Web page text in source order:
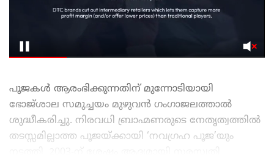
പൂജകൾ ആരംഭിക്കുന്നതിന് മുന്നോടിയായി
ഭോജ്‌ശാല സമുച്ചയം മുഴുവൻ ഗംഗാജലത്താൽ
ശുദ്ധീകരിച്ചു. നിരവധി ബ്രാഹ്മണരുടെ നേതൃത്വത്തിൽ
തടസ്സമില്ലാത്ത പൂജയ്ക്കായി ‘നവഗ്രഹ പൂജ’യും